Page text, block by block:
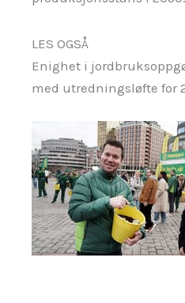
LES OGSÅ
Enighet i
med utredningsløfte for